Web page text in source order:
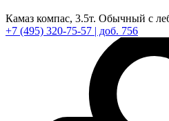
Камаз компас, 3.5т. Обычный с
+7 (495) 320-75-57 | доб. 756